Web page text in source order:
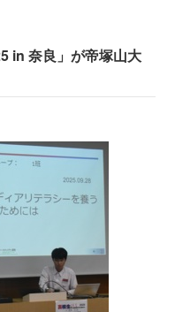
in 奈良」が帝塚山大